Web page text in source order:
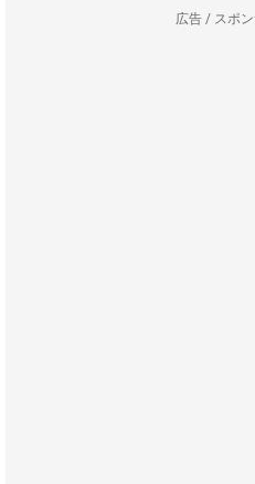
広告 / スポ